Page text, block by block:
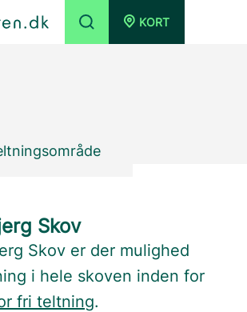
KORT
Skov
Skov er der mulighed
i hele skoven inden for
fri teltning.